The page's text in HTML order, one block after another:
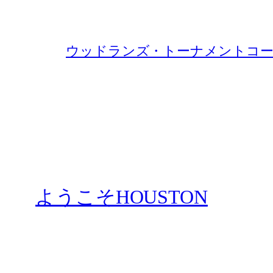
ウッドランズ・トーナメントコ
ようこそHOUSTON